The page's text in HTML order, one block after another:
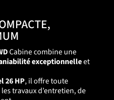
Cabine combine une
exceptionnelleet
26 HP, il offre toute
travaux d’entretien, de